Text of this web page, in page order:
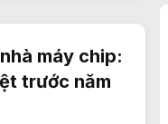
máy chip:
trước năm